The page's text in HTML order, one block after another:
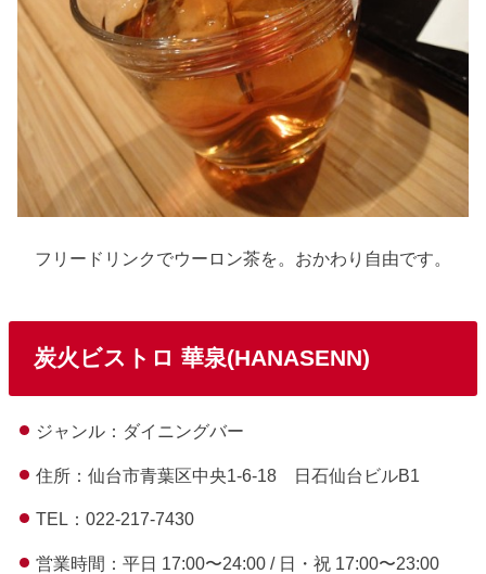
フリードリンクでウーロン茶を。おかわり自由です。
炭火ビストロ 華泉(HANASENN)
ジャンル：ダイニングバー
住所：仙台市青葉区中央1-6-18 日石仙台ビルB1
TEL：022-217-7430
営業時間：平日 17:00〜24:00 / 日・祝 17:00〜23:00